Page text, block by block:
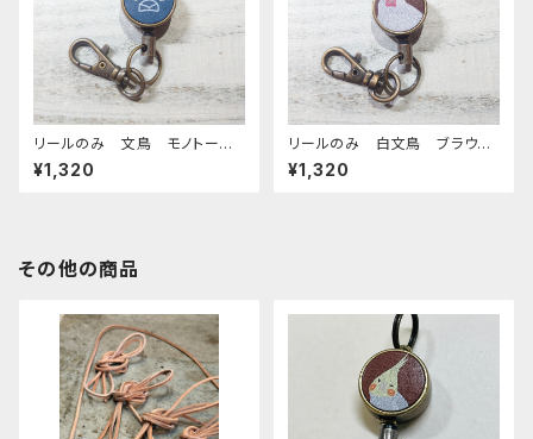
リールのみ 文鳥 モノトー
ン ネイビー ぶんちょう ブン
チョウ
¥1,320
リールのみ 白文鳥 ブラウ
ン 文鳥 ぶんちょう ブンチョ
ウ
¥1,320
その他の商品